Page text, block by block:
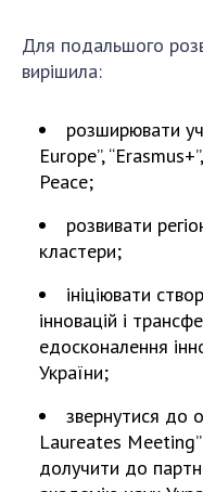
Для подальшого
вирішила:
розширювати
Europe”,
Peace;
розвивати
кластери;
ініціювати
інновацій і
eдосконалення
України;
звернутися до
Laureates
долучити до